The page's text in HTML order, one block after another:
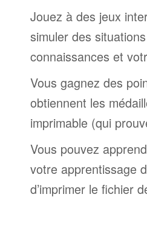
Jouez à des jeux
simuler des
connaissances et
Vous gagnez des
obtiennent les
imprimable (qui
Vous pouvez
votre apprentissage
d’imprimer le fichier